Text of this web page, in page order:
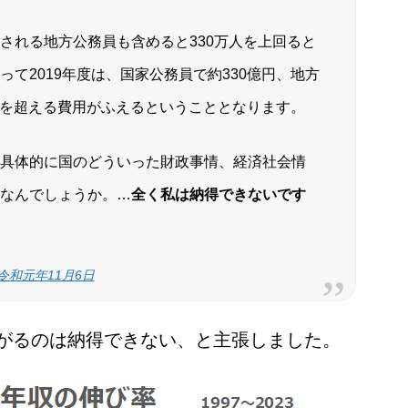
れる地方公務員も含めると330万人を上回ると
て2019年度は、国家公務員で約330億円、地方
超える費用がふえるということとなります。
体的に国のどういった財政事情、経済社会情
んでしょうか。…全く私は納得できないです
元年11月6日
のは納得できない、と主張しました。